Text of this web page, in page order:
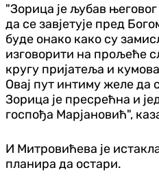
"Зорица је љубав
да се завјетује пред
буде онако како су
изговорити на прољеће
кругу пријатеља и
Овај пут интиму желе да
Зорица је пресрећна и
госпођа Марјановић",
И Митровићева је
планира да остари.